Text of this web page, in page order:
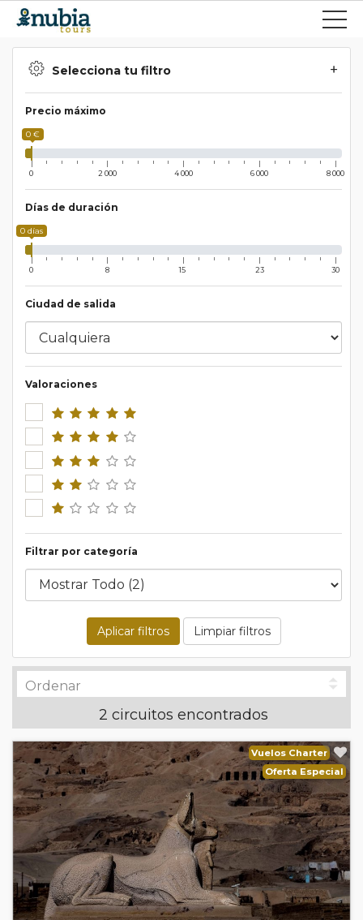
Selecciona tu filtro
Precio máximo
0 €
0 2 000 4 000 6 000 8 000
Días de duración
0 días
0 8 15 23 30
Ciudad de salida
Valoraciones
Filtrar por categoría
Aplicar filtros Limpiar filtros
2 circuitos encontrados
Vuelos Charter
Oferta Especial